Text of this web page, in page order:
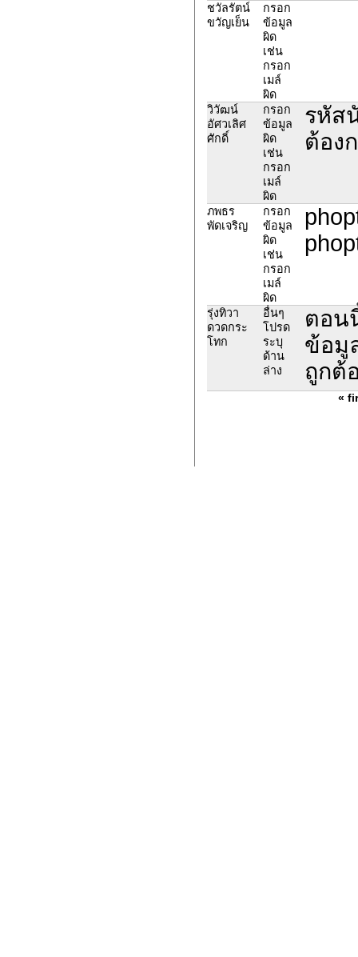
ชวัลรัตน์
ขวัญเย็น
กรอก
ข้อมูล
ผิด
เช่น
กรอก
เมล์
ผิด
วิวัฒน์
อัศวเลิศ
ศักดิ์
กรอก
ข้อมูล
ผิด
เช่น
กรอก
เมล์
ผิด
รหัส
ต้อง
ภพธร
พัดเจริญ
กรอก
ข้อมูล
ผิด
เช่น
กรอก
เมล์
ผิด
รุ่งทิวา
ดวดกระ
โทก
อื่นๆ
โปรด
ระบุ
ด้าน
ล่าง
ตอน
ข้อมู
ถูกต้
«